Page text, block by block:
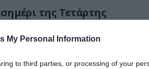
My Personal Information
to third parties, or processing of your
της Τετάρτης
του στο Ηράκλειο